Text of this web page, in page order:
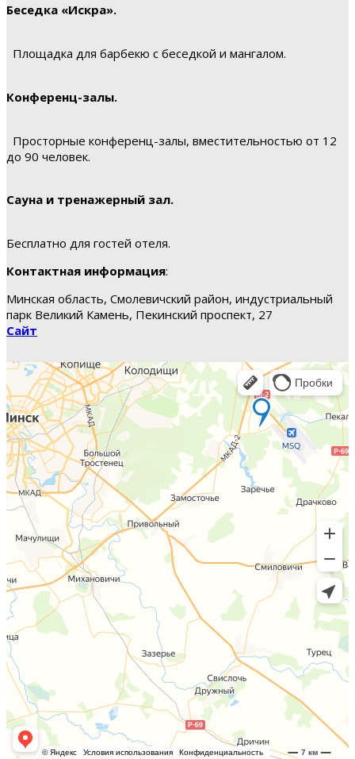
Беседка «Искра».
Площадка для барбекю с беседкой и мангалом.
Конференц-залы.
Просторные конференц-залы, вместительностью от 12
до 90 человек.
Сауна и тренажерный зал.
Бесплатно для гостей отеля.
Контактная информация:
Минская область, Смолевичский район, индустриальный
парк Великий Камень, Пекинский проспект, 27
Сайт